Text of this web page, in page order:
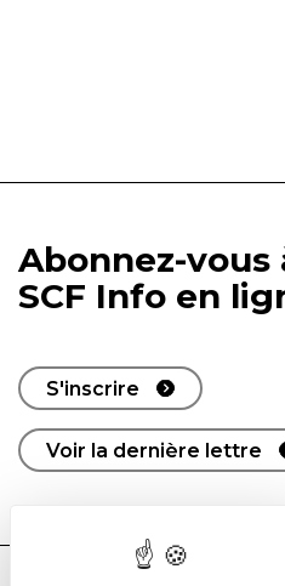
Abonnez-vous
SCF Info en
S'inscrire
Voir la dernière lettre